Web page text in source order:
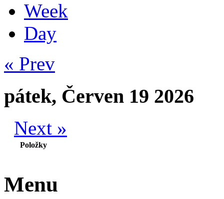
Week
Day
« Prev
pátek, Červen 19 2026
Next »
Položky
Menu